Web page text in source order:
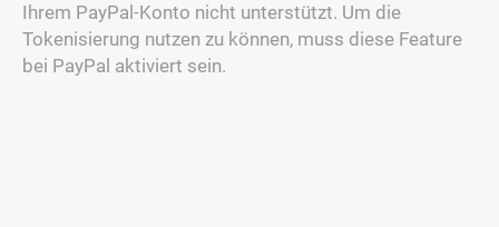
Ihrem PayPal-Konto nicht unterstützt. Um die
Tokenisierung nutzen zu können, muss diese Feature
bei PayPal aktiviert sein.